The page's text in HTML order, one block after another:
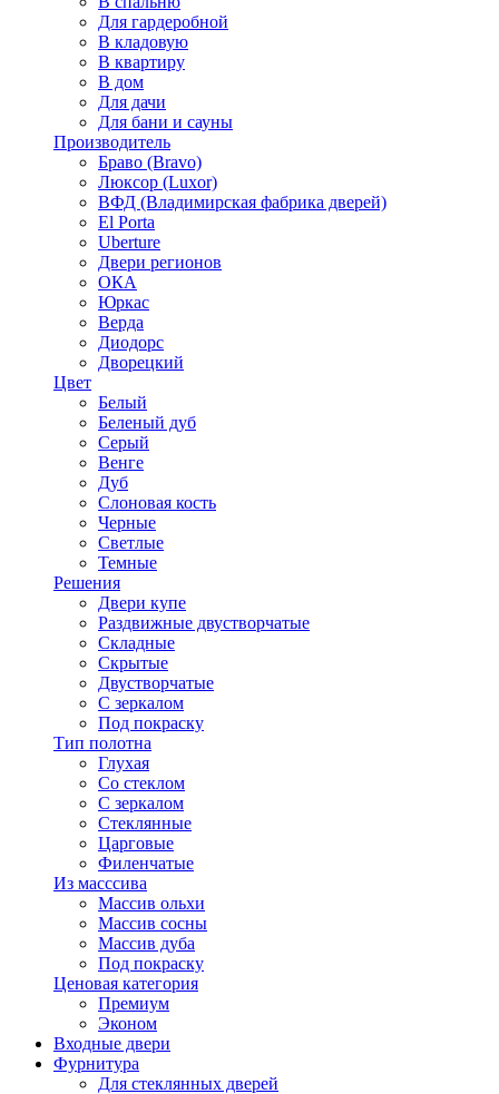
Для гардеробной
В кладовую
В квартиру
В дом
Для дачи
Для бани и сауны
Производитель
Браво (Bravo)
Люксор (Luxor)
ВФД (Владимирская фабрика дверей)
El Porta
Uberture
Двери регионов
ОКА
Юркас
Верда
Диодорс
Дворецкий
Цвет
Белый
Беленый дуб
Серый
Венге
Дуб
Слоновая кость
Черные
Светлые
Темные
Решения
Двери купе
Раздвижные двустворчатые
Складные
Скрытые
Двустворчатые
С зеркалом
Под покраску
Тип полотна
Глухая
Со стеклом
С зеркалом
Стеклянные
Царговые
Филенчатые
Из масссива
Массив ольхи
Массив сосны
Массив дуба
Под покраску
Ценовая категория
Премиум
Эконом
Входные двери
Фурнитура
Для стеклянных дверей